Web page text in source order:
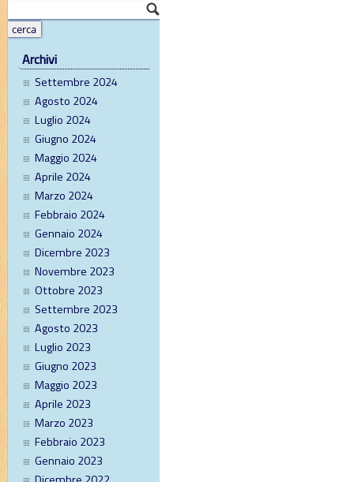
Archivi
Settembre 2024
Agosto 2024
Luglio 2024
Giugno 2024
Maggio 2024
Aprile 2024
Marzo 2024
Febbraio 2024
Gennaio 2024
Dicembre 2023
Novembre 2023
Ottobre 2023
Settembre 2023
Agosto 2023
Luglio 2023
Giugno 2023
Maggio 2023
Aprile 2023
Marzo 2023
Febbraio 2023
Gennaio 2023